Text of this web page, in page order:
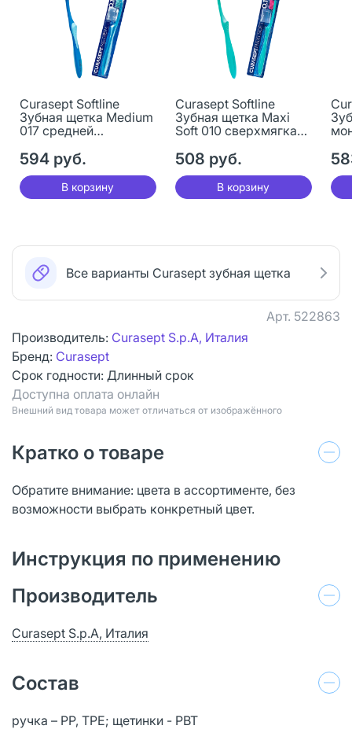
Curasept Softline
Зубная щетка Medium
017 средней
594 руб.
В корзину
Curasept Softline
Зубная щетка Maxi
Soft 010 сверхмягкая 1
508 руб.
В корзину
Все варианты Curasept зубная щетка
Арт. 522863
Производитель: Curasept S.p.A, Италия
Бренд: Curasept
Срок годности: Длинный срок
Доступна оплата онлайн
Bнешний вид товара может отличаться от изображённого
Кратко о товаре
Обратите внимание: цвета в ассортименте, без
возможности выбрать конкретный цвет.
Инструкция по применению
Производитель
Curasept S.p.A, Италия
Состав
ручка – PР, TPE; щетинки - PBT